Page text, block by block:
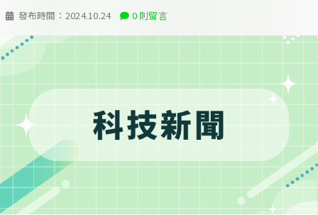
發布時間： 2024.10.24 0 則留言